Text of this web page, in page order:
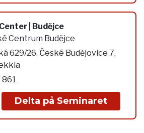
| Budĕjce
Centrum Budĕjce
629/26, České Budějovice 7,
Delta på Seminaret